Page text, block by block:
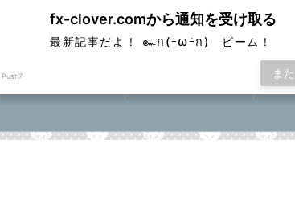
FXポ
fx-clover.comから通知を受け取る
最新記事だよ！ ๛ก(ｰ̀ωｰ́ก) ビーム！
ま